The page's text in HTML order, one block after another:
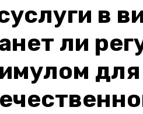
в
ли